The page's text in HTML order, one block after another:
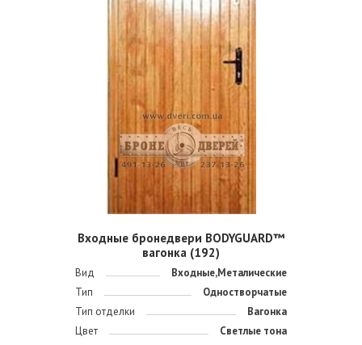
Входные бронедвери BODYGUARD™
вагонка (192)
Вид
Входные,Металические
Тип
Одностворчатые
Тип отделки
Вагонка
Цвет
Светлые тона